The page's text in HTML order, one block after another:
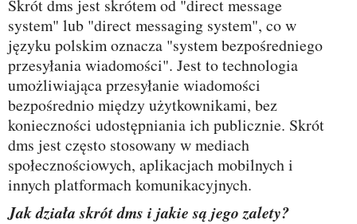
Skrót dms jest skrótem od "direct message
system" lub "direct messaging system", co w
języku polskim oznacza "system bezpośredniego
przesyłania wiadomości". Jest to technologia
umożliwiająca przesyłanie wiadomości
bezpośrednio między użytkownikami, bez
konieczności udostępniania ich publicznie. Skrót
dms jest często stosowany w mediach
społecznościowych, aplikacjach mobilnych i
innych platformach komunikacyjnych.
Jak działa skrót dms i jakie są jego zalety?